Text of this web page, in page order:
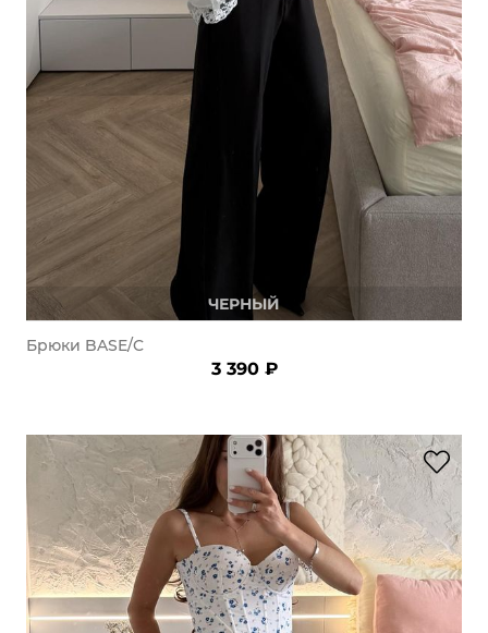
ЧЕРНЫЙ
Брюки BASE/C
3 390 ₽